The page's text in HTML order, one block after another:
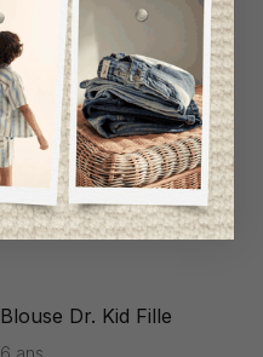
-49%
Blouse Dr. Kid Fille